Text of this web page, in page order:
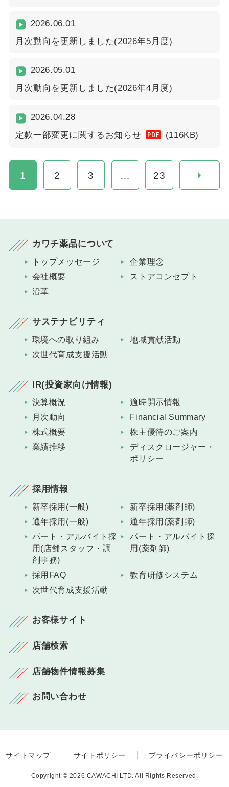
2026.06.01
月次動向を更新しました(2026年5月度)
2026.05.01
月次動向を更新しました(2026年4月度)
2026.04.28
定款一部変更に関するお知らせ
PDF (116KB)
1 2 3 … 23
カワチ薬品について
トップメッセージ
企業理念
会社概要
ストアコンセプト
沿革
サステナビリティ
環境への取り組み
地域貢献活動
次世代育成支援活動
IR(投資家向け情報)
決算概況
適時開示情報
月次動向
Financial Summary
株式概要
株主優待のご案内
業績推移
ディスクロージャー・
ポリシー
採用情報
新卒採用(一般)
新卒採用(薬剤師)
通年採用(一般)
通年採用(薬剤師)
パート・アルバイト採
用(店舗スタッフ・調
剤事務)
パート・アルバイト採
用(薬剤師)
採用FAQ
教育研修システム
次世代育成支援活動
お客様サイト
店舗検索
店舗物件情報募集
お問い合わせ
サイトマップ サイトポリシー プライバシーポリシー
Copyright © 2026 CAWACHI LTD. All Rights Reserved.